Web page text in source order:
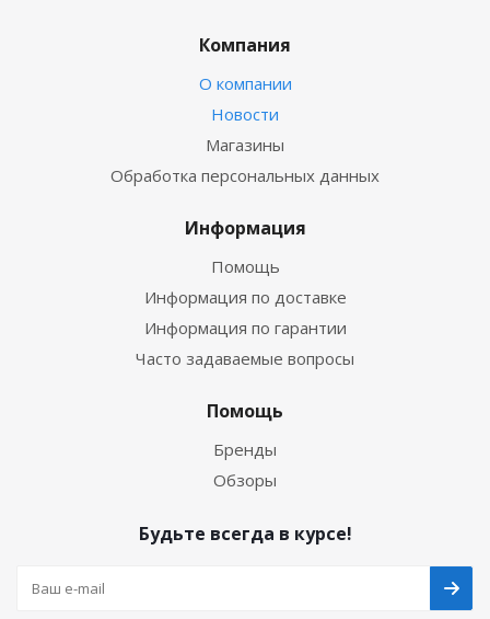
Компания
О компании
Новости
Магазины
Обработка персональных данных
Информация
Помощь
Информация по доставке
Информация по гарантии
Часто задаваемые вопросы
Помощь
Бренды
Обзоры
Будьте всегда в курсе!